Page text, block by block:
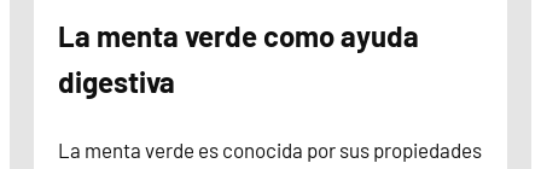
La menta verde como ayuda
digestiva
La menta verde es conocida por sus propiedades